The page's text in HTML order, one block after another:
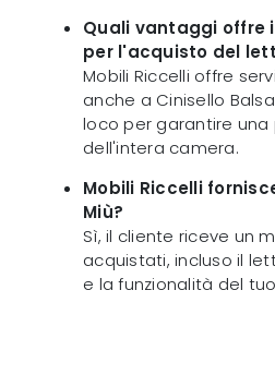
Quali vantaggi offre
per l'acquisto del
Mobili Riccelli offre
anche a Cinisello
loco per garantire
dell'intera camera.
Mobili Riccelli
Miù?
Sì, il cliente riceve un
acquistati, incluso il
e la funzionalità del